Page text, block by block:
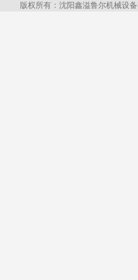
版权所有：沈阳鑫溢鲁尔机械设